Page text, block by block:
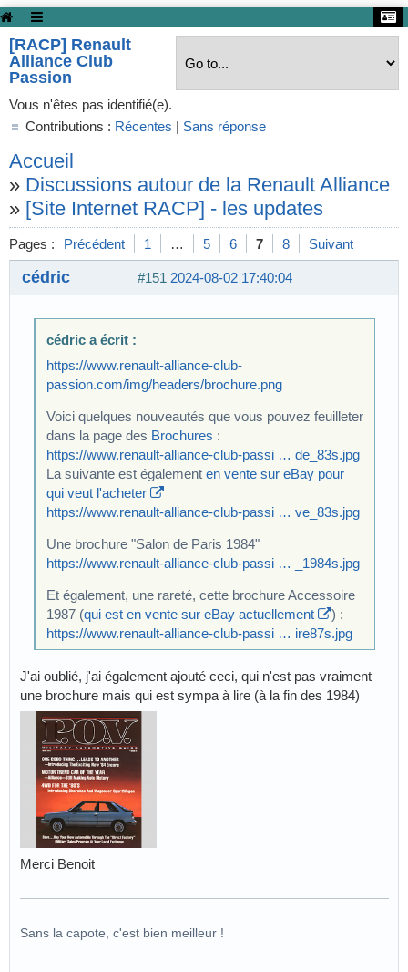
[RACP] Renault
Alliance Club
Passion
Vous n'êtes pas identifié(e).
Contributions : Récentes | Sans réponse
Accueil
» Discussions autour de la Renault Alliance
» [Site Internet RACP] - les updates
Pages : Précédent 1 … 5 6 7 8 Suivant
#151 2024-08-02 17:40:04
cédric
cédric a écrit :
https://www.renault-alliance-club-
passion.com/img/headers/brochure.png
Voici quelques nouveautés que vous pouvez feuilleter
dans la page des Brochures :
https://www.renault-alliance-club-passi … de_83s.jpg
La suivante est égalementen vente sur eBay pour
qui veut l'acheter
https://www.renault-alliance-club-passi … ve_83s.jpg
Une brochure "Salon de Paris 1984"
https://www.renault-alliance-club-passi … _1984s.jpg
Et également, une rareté, cette brochure Accessoire
1987 (qui est en vente sur eBay actuellement
) :
https://www.renault-alliance-club-passi … ire87s.jpg
J'ai oublié, j'ai également ajouté ceci, qui n'est pas vraiment
une brochure mais qui est sympa à lire (à la fin des 1984)
Merci Benoit
Sans la capote, c'est bien meilleur !